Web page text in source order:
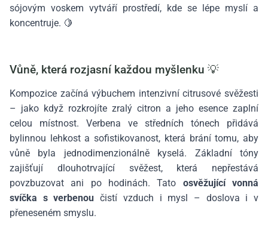
sójovým voskem vytváří prostředí, kde se lépe myslí a
koncentruje. 🍋
Vůně, která rozjasní každou myšlenku 💡
Kompozice začíná výbuchem intenzivní citrusové svěžesti
– jako když rozkrojíte zralý citron a jeho esence zaplní
celou místnost. Verbena ve středních tónech přidává
bylinnou lehkost a sofistikovanost, která brání tomu, aby
vůně byla jednodimenzionálně kyselá. Základní tóny
zajišťují dlouhotrvající svěžest, která nepřestává
povzbuzovat ani po hodinách. Tato osvěžující vonná
svíčka s verbenou čistí vzduch i mysl – doslova i v
přeneseném smyslu.